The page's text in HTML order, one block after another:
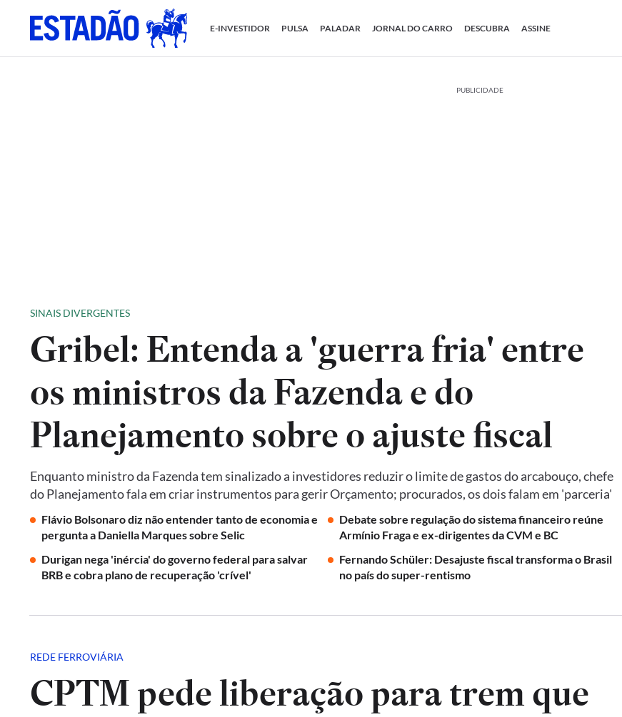
E-INVESTIDOR PULSA PALADAR JORNAL DO CARRO DESCUBRA ASSINE
PUBLICIDADE
SINAIS DIVERGENTES
Gribel: Entenda a 'guerra fria' entre
os ministros da Fazenda e do
Planejamento sobre o ajuste fiscal
Enquanto ministro da Fazenda tem sinalizado a investidores reduzir o limite de gastos do arcabouço, chefe
do Planejamento fala em criar instrumentos para gerir Orçamento; procurados, os dois falam em 'parceria'
Flávio Bolsonaro diz não entender tanto de economia e
pergunta a Daniella Marques sobre Selic
Debate sobre regulação do sistema financeiro reúne
Armínio Fraga e ex-dirigentes da CVM e BC
Durigan nega 'inércia' do governo federal para salvar
BRB e cobra plano de recuperação 'crível'
Fernando Schüler: Desajuste fiscal transforma o Brasil
no país do super-rentismo
REDE FERROVIÁRIA
CPTM pede liberação para trem que